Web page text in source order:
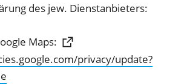
des jew. Dienstanbieters:
Maps:
privacy/update?